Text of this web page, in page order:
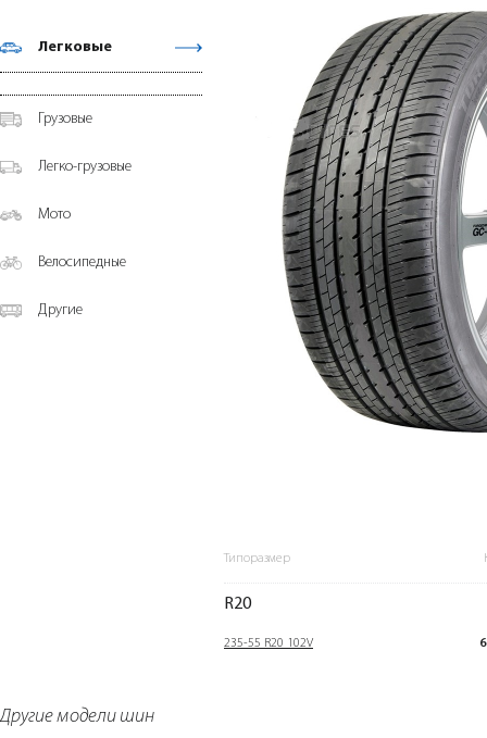
Легковые
Грузовые
Легко-грузовые
Мото
Велосипедные
Другие
Типоразмер
R20
235-55 R20 102V
Другие модели шин